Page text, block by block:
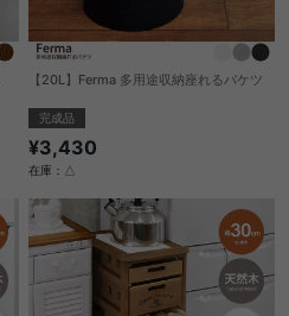
【20L】Ferma 多用途収納座れるバケツ
完成品
¥3,430
在庫：△